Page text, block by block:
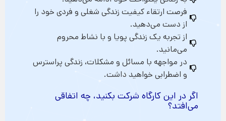
فرصت ارتقاء کیفیت زندگی شغلی و فردی خود را
از دست می‌دهید.
از تجربه یک زندگی پویا و با نشاط محروم
می‌مانید.
در مواجهه با مسائل و مشکلات، زندگی پراسترس
و اضطرابی خواهید داشت.
اگر در این کارگاه شرکت بکنید، چه اتفاقی
می‌افتد؟